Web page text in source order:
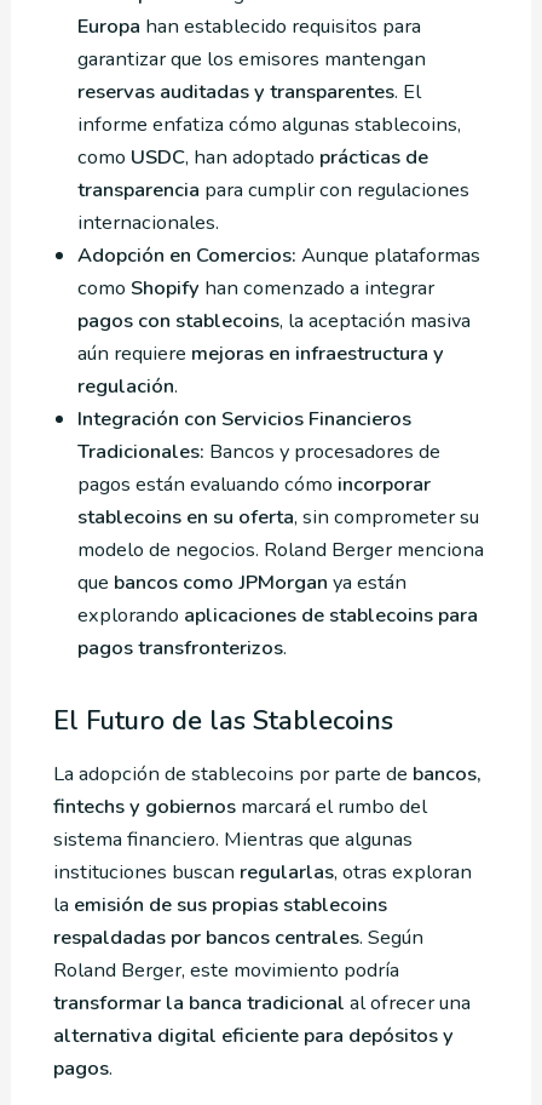
Europa han establecido requisitos para
garantizar que los emisores mantengan
reservas auditadas y transparentes. El
informe enfatiza cómo algunas stablecoins,
como USDC, han adoptado prácticas de
transparencia para cumplir con regulaciones
internacionales.
Adopción en Comercios: Aunque plataformas
como Shopify han comenzado a integrar
pagos con stablecoins, la aceptación masiva
aún requiere mejoras en infraestructura y
regulación.
Integración con Servicios Financieros
Tradicionales: Bancos y procesadores de
pagos están evaluando cómo incorporar
stablecoins en su oferta, sin comprometer su
modelo de negocios. Roland Berger menciona
que bancos como JPMorgan ya están
explorando aplicaciones de stablecoins para
pagos transfronterizos.
El Futuro de las Stablecoins
La adopción de stablecoins por parte de bancos,
fintechs y gobiernosmarcará el rumbo del
sistema financiero. Mientras que algunas
instituciones buscan regularlas, otras exploran
la emisión de sus propias stablecoins
respaldadas por bancos centrales. Según
Roland Berger, este movimiento podría
transformar la banca tradicional al ofrecer una
alternativa digital eficiente para depósitos y
pagos.